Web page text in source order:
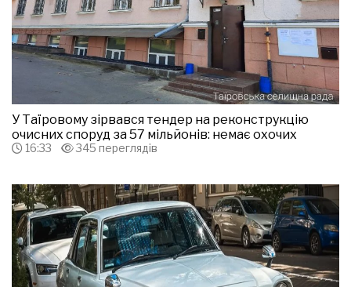
У Таїровому зірвався тендер на реконструкцію
очисних споруд за 57 мільйонів: немає охочих
16:33 345 переглядів